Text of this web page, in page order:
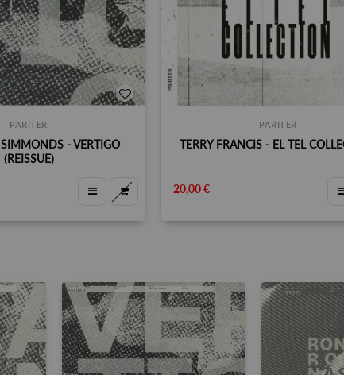
PARITER
- VERTIGO
(REISSUE)
PARITER
TERRY FRANCIS - EL TEL
20,00 €